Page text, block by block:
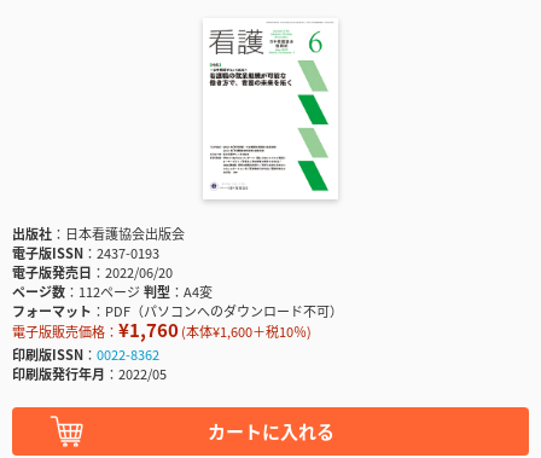
出版社
日本看護協会出版会
電子版ISSN
2437-0193
電子版発売日
2022/06/20
ページ数
112ページ判型
A4変
フォーマット
PDF（パソコンへのダウンロード不可）
電子版販売価格： ¥1,760(本体¥1,600＋税10％)
印刷版ISSN
0022-8362
印刷版発行年月
2022/05
カートに入れる